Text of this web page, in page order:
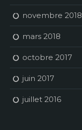
novembre 2018
mars 2018
octobre 2017
juin 2017
juillet 2016